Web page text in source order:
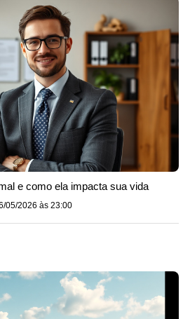
e como ela impacta sua vida
05/2026 às 23:00